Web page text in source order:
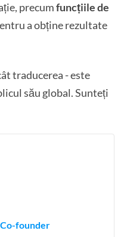
precumfuncțiile de
a obține rezultate
traducerea - este
său global. Sunteți
founder